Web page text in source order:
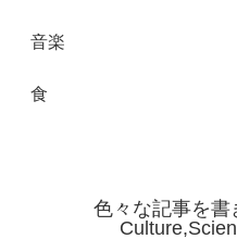
音楽
食
色々な記事を書